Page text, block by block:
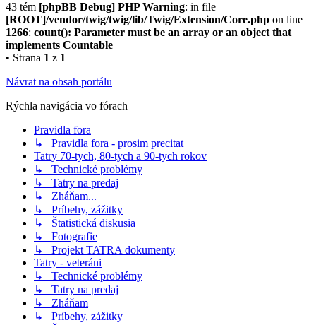
43 tém [phpBB Debug] PHP Warning: in file
[ROOT]/vendor/twig/twig/lib/Twig/Extension/Core.php on line
1266: count(): Parameter must be an array or an object that
implements Countable
• Strana 1 z 1
Návrat na obsah portálu
Rýchla navigácia vo fórach
Pravidla fora
↳ Pravidla fora - prosim precitat
Tatry 70-tych, 80-tych a 90-tych rokov
↳ Technické problémy
↳ Tatry na predaj
↳ Zháňam...
↳ Príbehy, zážitky
↳ Štatistická diskusia
↳ Fotografie
↳ Projekt TATRA dokumenty
Tatry - veteráni
↳ Technické problémy
↳ Tatry na predaj
↳ Zháňam
↳ Príbehy, zážitky